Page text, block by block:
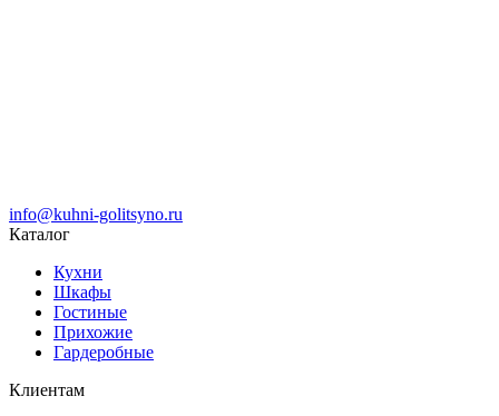
info@kuhni-golitsyno.ru
Каталог
Кухни
Шкафы
Гостиные
Прихожие
Гардеробные
Клиентам